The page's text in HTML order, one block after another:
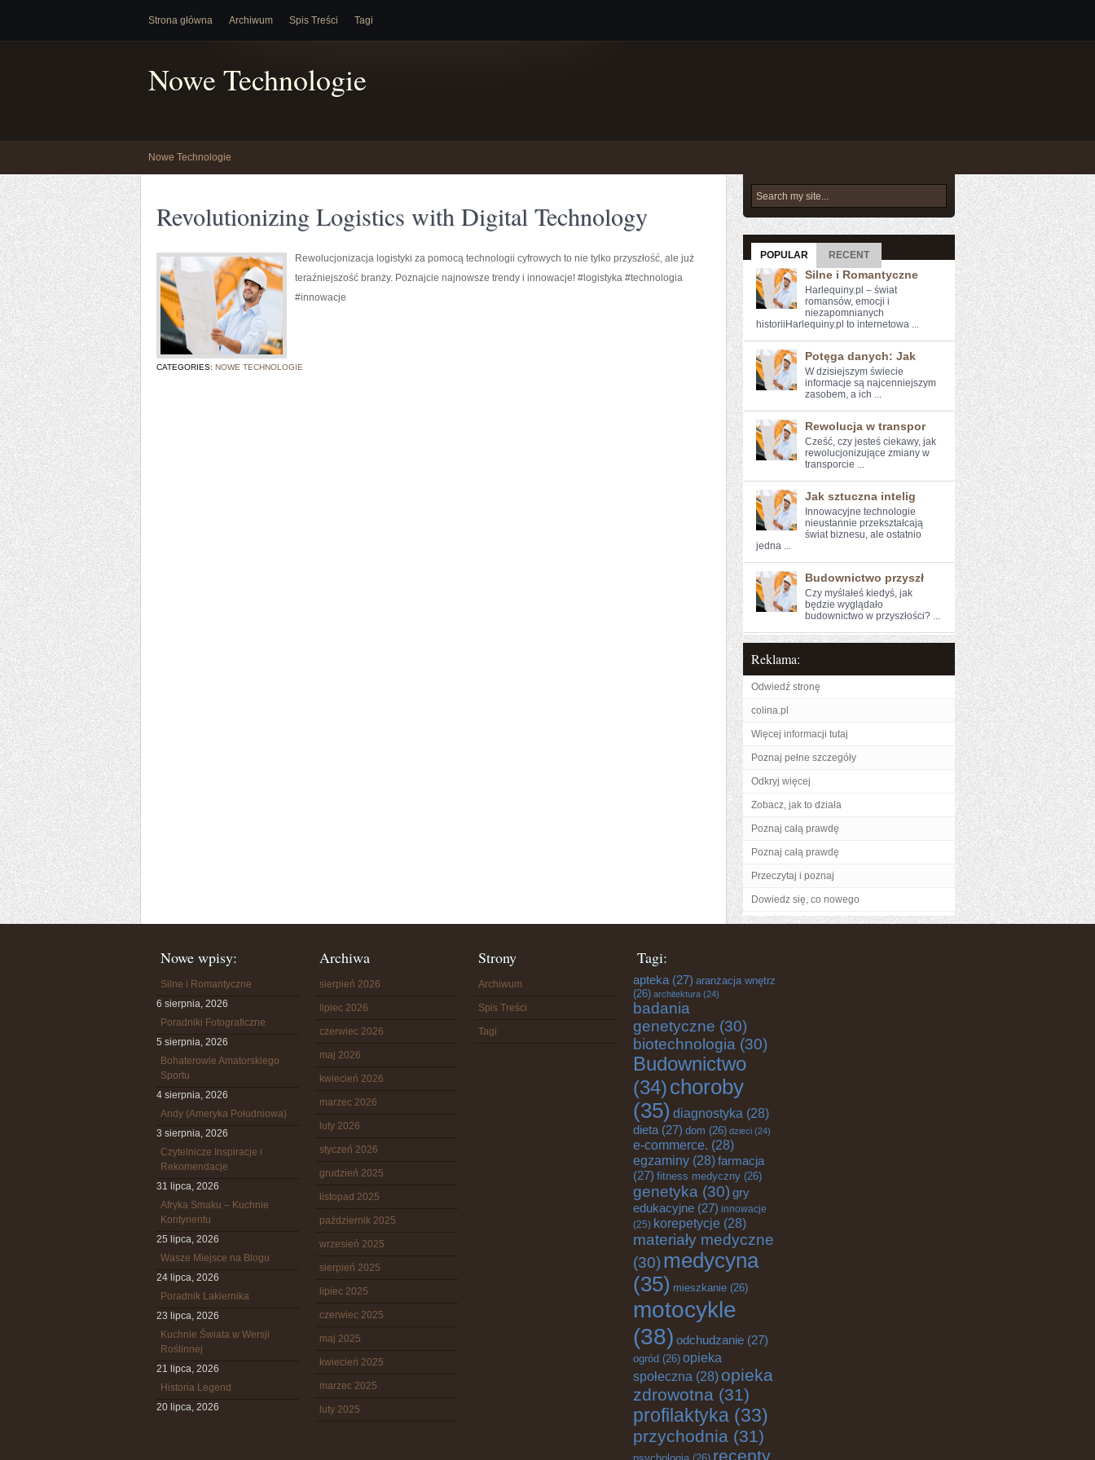
Strona główna Archiwum Spis Treści Tagi
Nowe Technologie
Nowe Technologie
Revolutionizing Logistics with Digital Technology
Rewolucjonizacja logistyki za pomocą technologii cyfrowych to nie tylko przyszłość, ale już
teraźniejszość branży. Poznajcie najnowsze trendy i innowacje! #logistyka #technologia
#innowacje
CATEGORIES: NOWE TECHNOLOGIE
POPULAR RECENT
Silne i Romantyczne
Harlequiny.pl – świat
romansów, emocji i
niezapomnianych
historiiHarlequiny.pl to internetowa ...
Potęga danych: Jak
W dzisiejszym świecie
informacje są najcenniejszym⁣
zasobem, a ich ...
Rewolucja w transpor
Cześć, czy jesteś ciekawy, ⁤jak⁢
rewolucjonizujące‍ zmiany⁢ w
transporcie​ ...
Jak sztuczna intelig
Innowacyjne technologie
nieustannie przekształcają
świat biznesu, ale ostatnio
jedna ...
Budownictwo przyszł
Czy myślałeś kiedyś, jak
⁢będzie wyglądało
budownictwo w przyszłości? ...
Reklama:
Odwiedź stronę
colina.pl
Więcej informacji tutaj
Poznaj pełne szczegóły
Odkryj więcej
Zobacz, jak to działa
Poznaj całą prawdę
Poznaj całą prawdę
Przeczytaj i poznaj
Dowiedz się, co nowego
Nowe wpisy:
Silne i Romantyczne
6 sierpnia, 2026
Poradniki Fotograficzne
5 sierpnia, 2026
Bohaterowie Amatorskiego
Sportu
4 sierpnia, 2026
Andy (Ameryka Południowa)
3 sierpnia, 2026
Czytelnicze Inspiracje i
Rekomendacje
31 lipca, 2026
Afryka Smaku – Kuchnie
Kontynentu
25 lipca, 2026
Wasze Miejsce na Blogu
24 lipca, 2026
Poradnik Lakiernika
23 lipca, 2026
Kuchnie Świata w Wersji
Roślinnej
21 lipca, 2026
Historia Legend
20 lipca, 2026
Archiwa
sierpień 2026
lipiec 2026
czerwiec 2026
maj 2026
kwiecień 2026
marzec 2026
luty 2026
styczeń 2026
grudzień 2025
listopad 2025
październik 2025
wrzesień 2025
sierpień 2025
lipiec 2025
czerwiec 2025
maj 2025
kwiecień 2025
marzec 2025
luty 2025
Strony
Archiwum
Spis Treści
Tagi
Tagi:
apteka (27) aranżacja wnętrz
(26) architektura (24)
badania
genetyczne (30)
biotechnologia (30)
Budownictwo
(34)choroby
(35) diagnostyka (28)
dieta (27) dom (26) dzieci (24)
e-commerce. (28)
egzaminy (28)farmacja
(27) fitness medyczny (26)
genetyka (30) gry
edukacyjne (27) innowacje
(25) korepetycje (28)
materiały medyczne
(30) medycyna
(35) mieszkanie (26)
motocykle
(38) odchudzanie (27)
ogród (26) opieka
społeczna (28) opieka
zdrowotna (31)
profilaktyka (33)
przychodnia (31)
recepty